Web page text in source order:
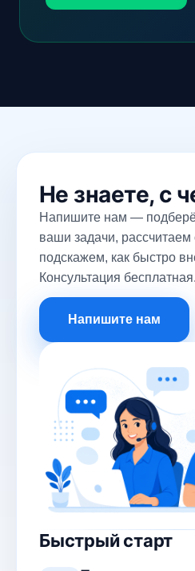
Не знаете, с
Напишите нам —
ваши задачи, рассчитаем
подскажем, как быстро
Консультация бесплатная.
Напишите нам
Быстрый старт